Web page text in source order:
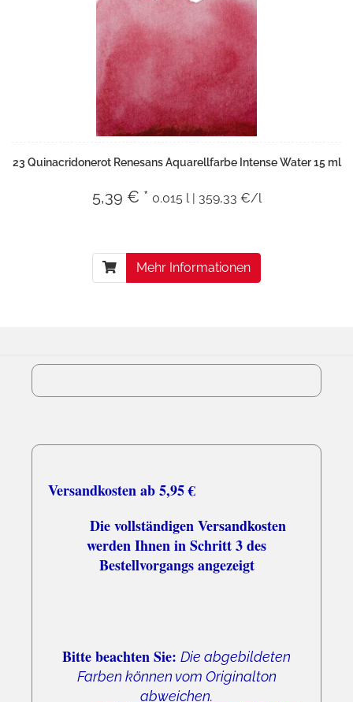
23 Quinacridonerot Renesans Aquarellfarbe Intense Water 15 ml
5,39 € * 0.015 l | 359,33 €/l
Mehr Informationen
Versandkosten ab 5,95 €
Die vollständigen Versandkosten
werden Ihnen in Schritt 3 des
Bestellvorgangs angezeigt
Bitte beachten Sie: Die abgebildeten
Farben können vom Originalton
abweichen.